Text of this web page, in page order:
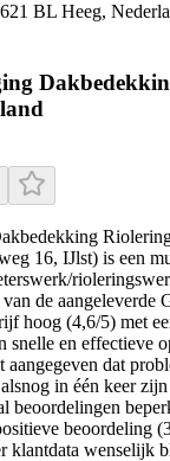
BL Heeg,
16, IJlst) is een
de aangeleverde
hoog (4,6/5) met
snelle en effectieve
dat
in één keer
beoordelingen
beoordeling
klantdata wenselijk